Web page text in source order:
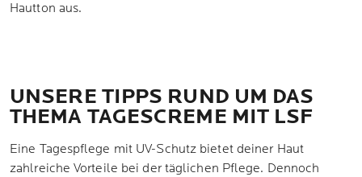
Hautton aus.
UNSERE TIPPS RUND UM DAS
THEMA TAGESCREME MIT LSF
Eine Tagespflege mit UV-Schutz bietet deiner Haut
zahlreiche Vorteile bei der täglichen Pflege. Dennoch